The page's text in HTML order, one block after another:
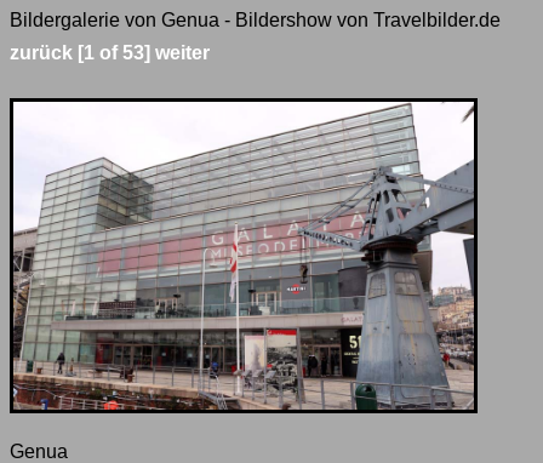
Bildergalerie von Genua - Bildershow von Travelbilder.de
zurück [1 of 53] weiter
Genua